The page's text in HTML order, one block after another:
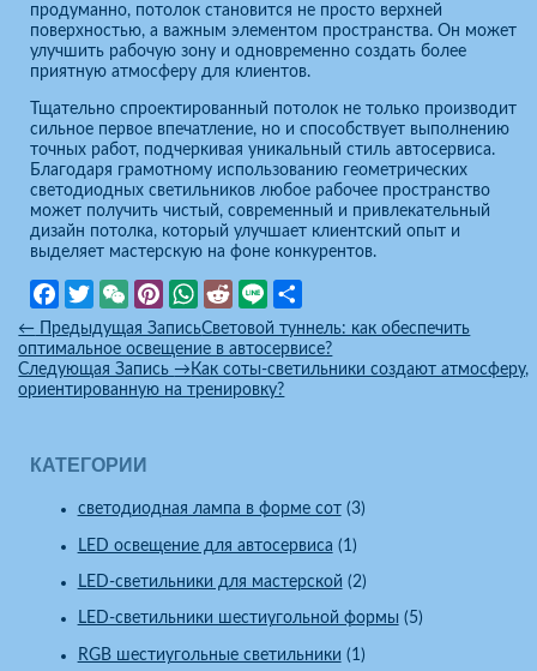
КАТЕГОРИИ
cветодиодная лампа в форме сот(3)
LED освещение для автосервиса (1)
LED-светильники для мастерской (2)
LED-светильники шестиугольной формы (5)
RGB шестиугольные светильники (1)
продуманно, потолок становится не просто верхней
поверхностью, а важным элементом пространства. Он может
улучшить рабочую зону и одновременно создать более
приятную атмосферу для клиентов.
Тщательно спроектированный потолок не только производит
сильное первое впечатление, но и способствует выполнению
точных работ, подчеркивая уникальный стиль автосервиса.
Благодаря грамотному использованию геометрических
светодиодных светильников любое рабочее пространство
может получить чистый, современный и привлекательный
дизайн потолка, который улучшает клиентский опыт и
выделяет мастерскую на фоне конкурентов.
Facebook
TwitterWeChatPinterest
WhatsApp
RedditLineОтправить
← Предыдущая ЗаписьСветовой туннель: как обеспечить
оптимальное освещение в автосервисе?
Следующая Запись→ Как соты-светильники создают атмосферу,
ориентированную на тренировку?